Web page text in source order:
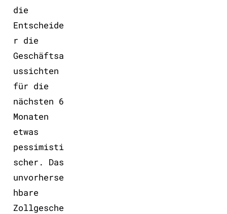
die
Entscheide
r die
Geschäftsa
ussichten
für die
nächsten 6
Monaten
etwas
pessimisti
scher. Das
unvorherse
hbare
Zollgesche